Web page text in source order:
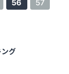
56
57
グ